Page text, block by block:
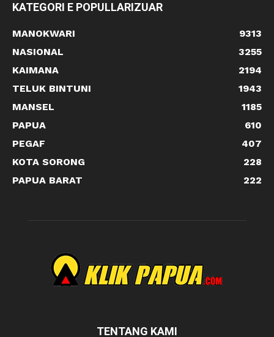
KATEGORI E POPULLARIZUAR
MANOKWARI
9313
NASIONAL
3255
KAIMANA
2194
TELUK BINTUNI
1943
MANSEL
1185
PAPUA
610
PEGAF
407
KOTA SORONG
228
PAPUA BARAT
222
TENTANG KAMI